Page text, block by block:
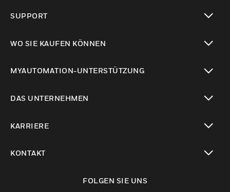
SUPPORT
WO SIE KAUFEN KÖNNEN
MYAUTOMATION-UNTERSTÜTZUNG
DAS UNTERNEHMEN
KARRIERE
KONTAKT
FOLGEN SIE UNS